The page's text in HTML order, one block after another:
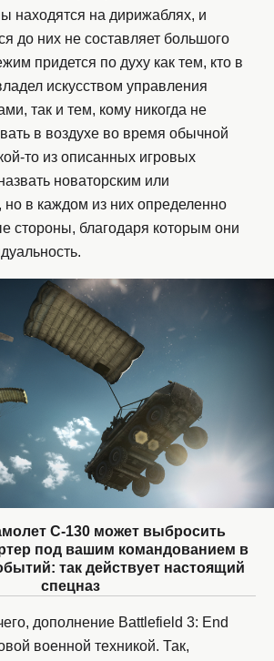
находятся на дирижаблях, и
до них не составляет большого
придется по духу как тем, кто в
искусством управления
так и тем, кому никогда не
в воздухе во время обычной
то из описанных игровых
новаторским или
в каждом из них определенно
стороны, благодаря которым они
C-130 может выбросить
под вашим командованием в
так действует настоящий
спецназ
дополнение Battlefield 3: End
военной техникой. Так,